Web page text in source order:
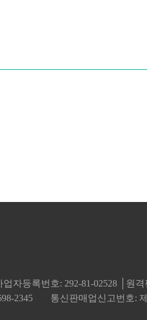
업자등록번호: 292-81-02528 │원
2345 통신판매업신고번호: